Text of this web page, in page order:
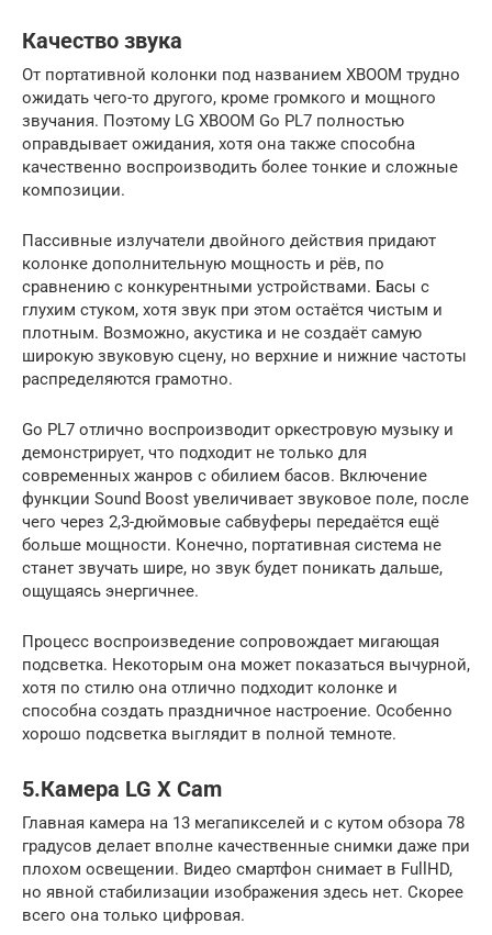
Качество звука
От портативной колонки под названием XBOOM трудно
ожидать чего-то другого, кроме громкого и мощного
звучания. Поэтому LG XBOOM Go PL7 полностью
оправдывает ожидания, хотя она также способна
качественно воспроизводить более тонкие и сложные
композиции.
Пассивные излучатели двойного действия придают
колонке дополнительную мощность и рёв, по
сравнению с конкурентными устройствами. Басы с
глухим стуком, хотя звук при этом остаётся чистым и
плотным. Возможно, акустика и не создаёт самую
широкую звуковую сцену, но верхние и нижние частоты
распределяются грамотно.
Go PL7 отлично воспроизводит оркестровую музыку и
демонстрирует, что подходит не только для
современных жанров с обилием басов. Включение
функции Sound Boost увеличивает звуковое поле, после
чего через 2,3-дюймовые сабвуферы передаётся ещё
больше мощности. Конечно, портативная система не
станет звучать шире, но звук будет поникать дальше,
ощущаясь энергичнее.
Процесс воспроизведение сопровождает мигающая
подсветка. Некоторым она может показаться вычурной,
хотя по стилю она отлично подходит колонке и
способна создать праздничное настроение. Особенно
хорошо подсветка выглядит в полной темноте.
5.Камера LG X Cam
Главная камера на 13 мегапикселей и с кутом обзора 78
градусов делает вполне качественные снимки даже при
плохом освещении. Видео смартфон снимает в FullHD,
но явной стабилизации изображения здесь нет. Скорее
всего она только цифровая.